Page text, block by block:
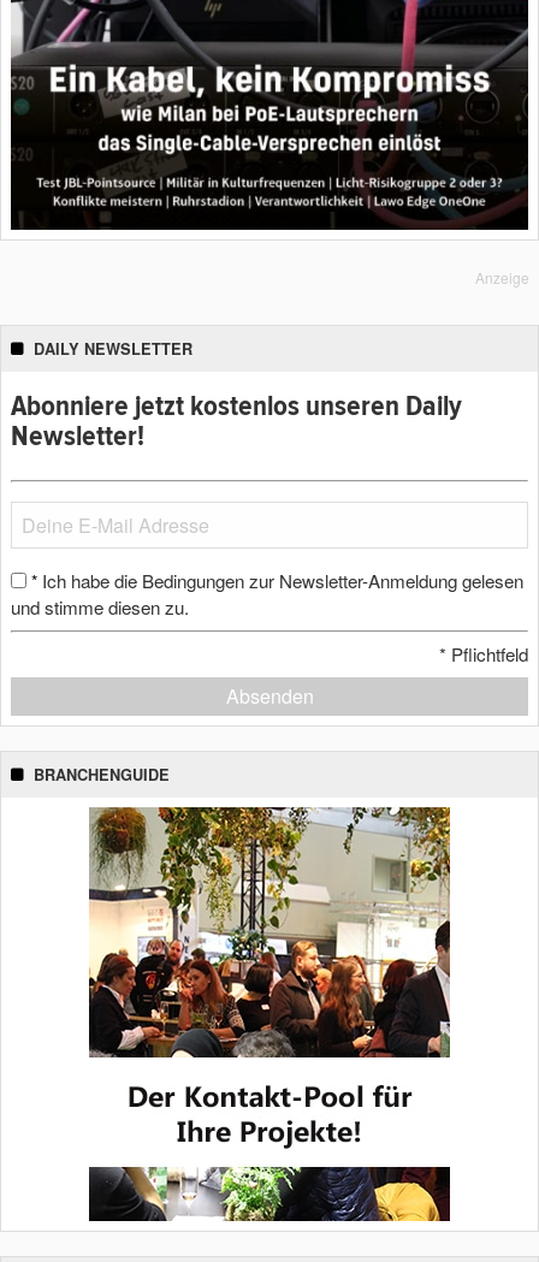
Anzeige
DAILY NEWSLETTER
Abonniere jetzt kostenlos unseren Daily
Newsletter!
* Ich habe die Bedingungen zur Newsletter-Anmeldung gelesen
und stimme diesen zu.
* Pflichtfeld
Absenden
BRANCHENGUIDE